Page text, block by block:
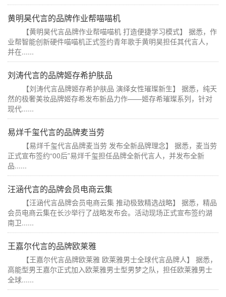
黄明昊代言的品牌作业帮喵喵机
【黄明昊代言品牌作业帮喵喵机 打造便捷学习模式】 据悉，作
业帮智能创新硬件喵喵机正式签约青年歌手黄明昊担任其代言人，
并在......
刘涛代言的品牌姬存希护肤品
【刘涛代言品牌姬存希护肤品 演绎女性璀璨新生】 据悉，纯天
然的极奢美妆品牌姬存希发布新品力作——姬存希璀璨系列，针对
现代......
易烊千玺代言的品牌麦当劳
【易烊千玺代言品牌麦当劳 发布全新品牌理念】 据悉，麦当劳
正式宣布签约“00后”易烊千玺担任品牌全新代言人，并发布全新
品......
汪涵代言的品牌会员电商云集
【汪涵代言品牌会员电商云集 推动极致精选战略】 据悉，精品
会员电商云集在长沙举行了战略发布会。活动现场正式宣布签约湖
南卫......
王嘉尔代言的品牌欧莱雅
【王嘉尔代言品牌欧莱雅 欧莱雅男士全球代言品牌人】 据悉，
高能型男王嘉尔正式加入欧莱雅男士型男梦之队，担任欧莱雅男士
全球......